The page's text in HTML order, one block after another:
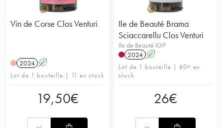
Vin de Corse Clos Venturi
2024 A
Lot de 1 bouteille | 11 en stock
19,50€
Ile de Beauté Brama
Sciaccarellu Clos Venturi
Ile de Beauté IGP
2024 A
Lot de 1 bouteille | 60+ en
stock
26€